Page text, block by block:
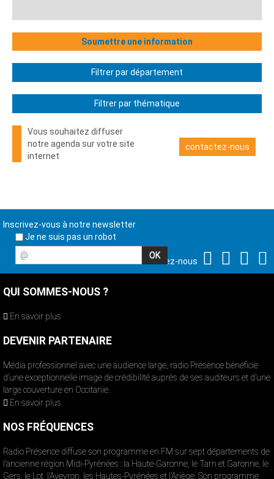
Soumettre une information
Filtrer par département
Filtrer par thématique
Vous souhaitez diffuser
notre agenda sur votre site
internet
contactez-nous
Inscrivez-vous à notre newsletter
Je ne suis pas un robot
@
Suivez-nous
QUI SOMMES-NOUS ?
En savoir plus
DEVENIR PARTENAIRE
Média professionnel avec une audience large, radio Présence bénéficie
d’une exceptionnelle image de crédibilité auprès de ses auditeurs et d’une
large couverture en Occitanie.
En savoir plus
NOS FRÉQUENCES
Radio Présence diffuse son programme en FM sur sept départements de
l’ancienne région Midi-Pyrénées : la Haute-Garonne, le Tarn et Garonne, le
Gers, le Lot, l’Aveyron, les Hautes-Pyrénées et l’Ariège. Son programme